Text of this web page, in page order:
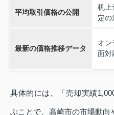
平均取引価格の公開
机上
定の
最新の価格推移データ
オン
面対
具体的には、「売却実績
ぶことで、高崎市の市場動